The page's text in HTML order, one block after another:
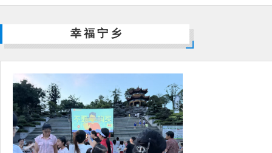
幸福宁乡